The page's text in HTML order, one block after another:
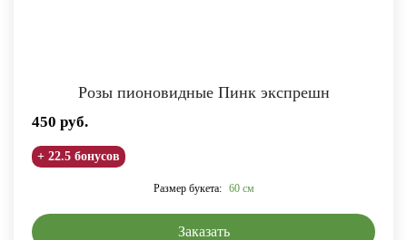
Розы пионовидные Пинк экспрешн
450 руб.
+ 22.5 бонусов
Размер букета: 60 см
Заказать